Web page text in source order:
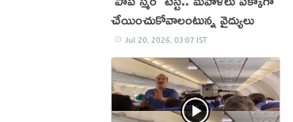
చేయించుకోవాలంటున్న వైద్యులు
Jul 20, 2026, 03:07 IST